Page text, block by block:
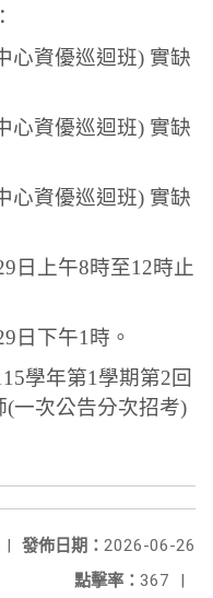
心資優巡迴班) 實缺
心資優巡迴班) 實缺
心資優巡迴班) 實缺
日上午8時至12時止
日下午1 時。
學年第1 學期第2回
(一次公告分次招考)
發佈日期： 2026-06-26
|
點擊率： 367 |